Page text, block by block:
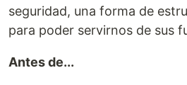
seguridad, una forma de
para poder servirnos de sus
Antes de...